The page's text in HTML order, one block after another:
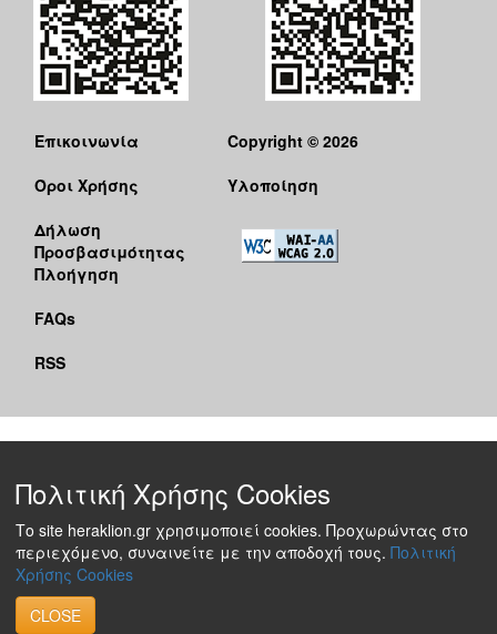
Επικοινωνία
Όροι Χρήσης
Δήλωση
Προσβασιμότητας
Πλοήγηση
FAQs
RSS
Copyright © 2026
Υλοποίηση
Πολιτική Χρήσης Cookies
Το site heraklion.gr χρησιμοποιεί cookies. Προχωρώντας στο
περιεχόμενο, συναινείτε με την αποδοχή τους. Πολιτική
Χρήσης Cookies
CLOSE